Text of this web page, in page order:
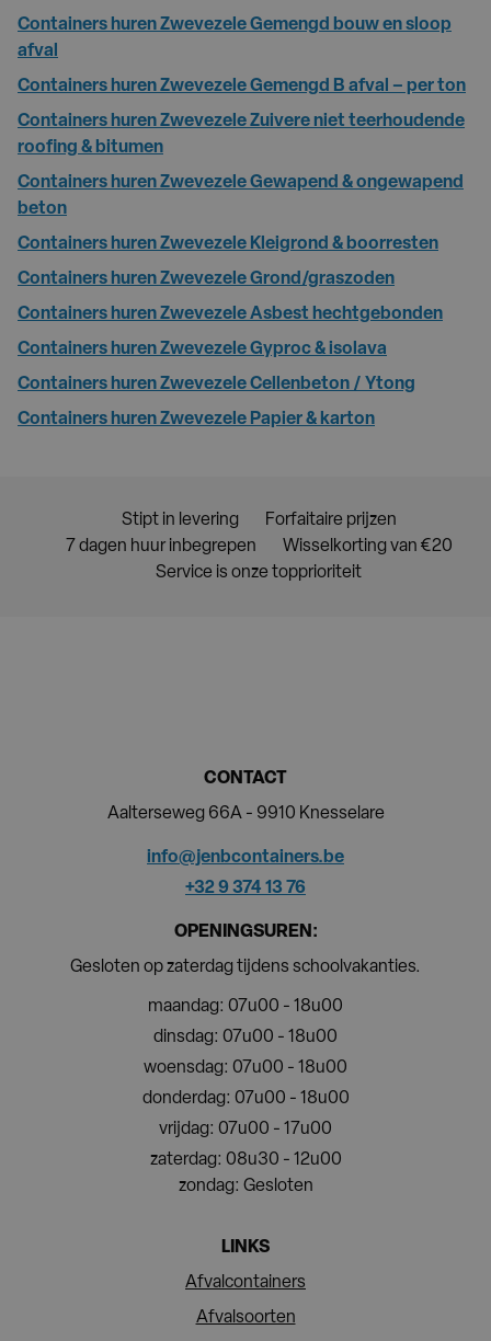
Containers huren Zwevezele Gemengd bouw en sloop
afval
Containers huren Zwevezele Gemengd B afval – per ton
Containers huren Zwevezele Zuivere niet teerhoudende
roofing & bitumen
Containers huren Zwevezele Gewapend & ongewapend
beton
Containers huren Zwevezele Kleigrond & boorresten
Containers huren Zwevezele Grond/graszoden
Containers huren Zwevezele Asbest hechtgebonden
Containers huren Zwevezele Gyproc & isolava
Containers huren Zwevezele Cellenbeton / Ytong
Containers huren Zwevezele Papier & karton
Stipt in levering
Forfaitaire prijzen
7 dagen huur inbegrepen
Wisselkorting van €20
Service is onze topprioriteit
CONTACT
Aalterseweg 66A - 9910 Knesselare
info@jenbcontainers.be
+32 9 374 13 76
OPENINGSUREN:
Gesloten op zaterdag tijdens schoolvakanties.
maandag: 07u00 - 18u00
dinsdag: 07u00 - 18u00
woensdag: 07u00 - 18u00
donderdag: 07u00 - 18u00
vrijdag: 07u00 - 17u00
zaterdag: 08u30 - 12u00
zondag: Gesloten
LINKS
Afvalcontainers
Afvalsoorten